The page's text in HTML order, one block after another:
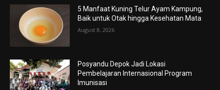
5 Manfaat Kuning Telur Ayam Kampung,
Baik untuk Otak hingga Kesehatan Mata
August 8, 2026
Posyandu Depok Jadi Lokasi
Pembelajaran Internasional Program
Imunisasi